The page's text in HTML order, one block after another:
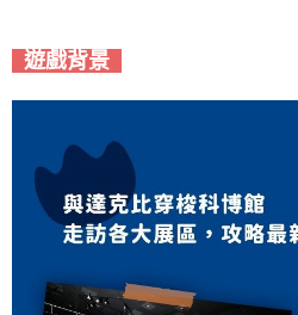
遊戲背景